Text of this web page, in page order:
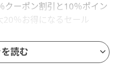
クーポン割引と10％ポイン
％お得になるセール
ンドのビューティー、フ
読む